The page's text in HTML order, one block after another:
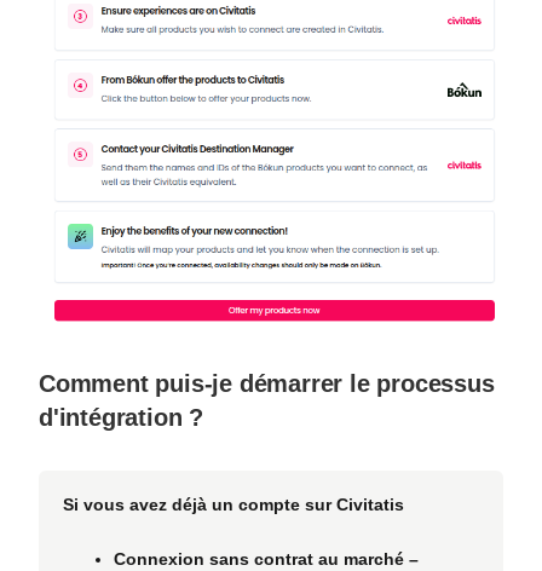
Comment puis-je démarrer le processus
d'intégration ?
Si vous avez déjà un compte sur Civitatis
Connexion sans contrat au marché –